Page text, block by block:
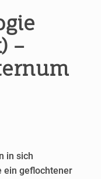
–
in sich
ein geflochtener